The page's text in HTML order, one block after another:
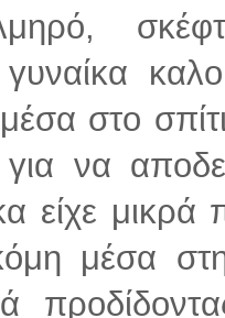
γυναίκα
στο
για να
είχε μικρά
μέσα